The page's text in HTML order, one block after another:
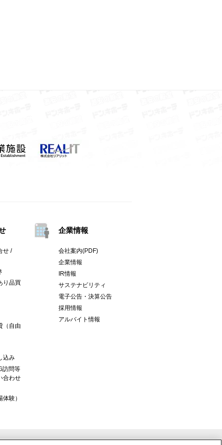
せ /
り品買
（自由
込み
訪問等
合わせ
験）
企業情報
会社案内(PDF)
企業情報
IR情報
サステナビリティ
電子公告・決算公告
採用情報
アルバイト情報